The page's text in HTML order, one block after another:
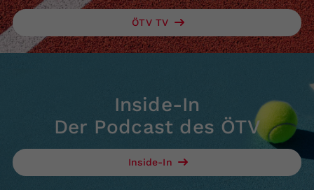
ÖTV TV
Inside-In
Der Podcast des ÖTV
Inside-In